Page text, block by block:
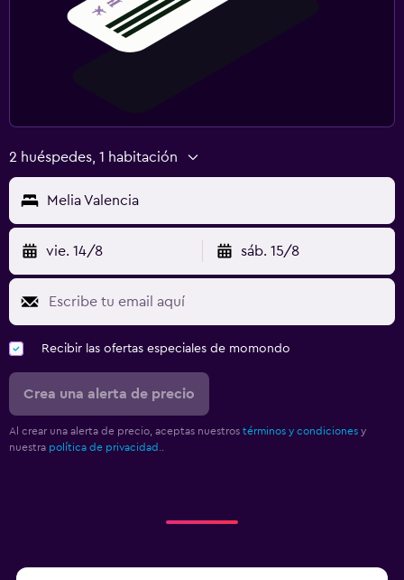
Zona de trabajo
Fax/fotocopiadora
Ideal para familias
Zona cubierta de juegos
Parque infantil
2 huéspedes, 1 habitación
Melia Valencia
vie. 14/8 sáb. 15/8
Recibir las ofertas especiales de momondo
Crea una alerta de precio
Al crear una alerta de precio, aceptas nuestros términos y condiciones y
nuestra política de privacidad.